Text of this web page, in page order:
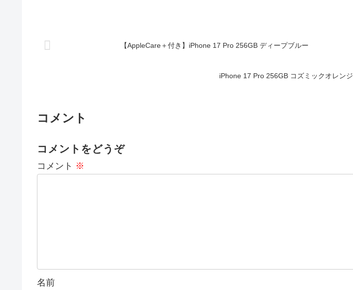
【AppleCare＋付き】iPhone 17 Pro 256GB ディープブルー
iPhone 17 Pro 256GB コズミックオレンジ
コメント
コメントをどうぞ
コメント ※
名前